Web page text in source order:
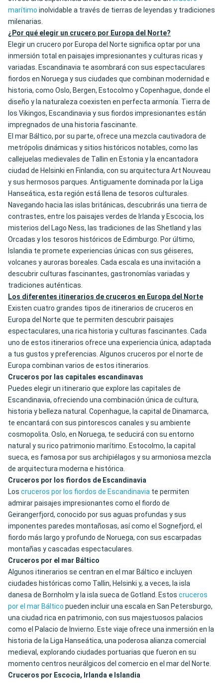
marítimo inolvidable a través de tierras de leyendas y tradiciones
milenarias.
¿Por qué elegir un crucero por Europa del Norte?
Elegir un crucero por Europa del Norte significa optar por una
inmersión total en paisajes impresionantes y culturas ricas y
variadas. Escandinavia te asombrará con sus espectaculares
fiordos en Noruega y sus ciudades que combinan modernidad e
historia, como Oslo, Bergen, Estocolmo y Copenhague, donde el
diseño y la naturaleza coexisten en perfecta armonía. Tierra de
los Vikingos, Escandinavia y sus fiordos impresionantes están
impregnados de una historia fascinante.
El mar Báltico, por su parte, ofrece una mezcla cautivadora de
metrópolis dinámicas y sitios históricos notables, como las
callejuelas medievales de Tallin en Estonia y la encantadora
ciudad de Helsinki en Finlandia, con su arquitectura Art Nouveau
y sus hermosos parques. Antiguamente dominada por la Liga
Hanseática, esta región está llena de tesoros culturales.
Navegando hacia las islas británicas, descubrirás una tierra de
contrastes, entre los paisajes verdes de Irlanda y Escocia, los
misterios del Lago Ness, las tradiciones de las Shetland y las
Orcadas y los tesoros históricos de Edimburgo. Por último,
Islandia te promete experiencias únicas con sus géiseres,
volcanes y auroras boreales. Cada escala es una invitación a
descubrir culturas fascinantes, gastronomías variadas y
tradiciones auténticas.
Los diferentes itinerarios de cruceros en Europa del Norte
Existen cuatro grandes tipos de itinerarios de cruceros en
Europa del Norte que te permiten descubrir paisajes
espectaculares, una rica historia y culturas fascinantes. Cada
uno de estos itinerarios ofrece una experiencia única, adaptada
a tus gustos y preferencias. Algunos cruceros por el norte de
Europa combinan varios de estos itinerarios.
Cruceros por las capitales escandinavas
Puedes elegir un itinerario que explore las capitales de
Escandinavia, ofreciendo una combinación única de cultura,
historia y belleza natural. Copenhague, la capital de Dinamarca,
te encantará con sus pintorescos canales y su ambiente
cosmopolita. Oslo, en Noruega, te seducirá con su entorno
natural y su rico patrimonio marítimo. Estocolmo, la capital
sueca, es famosa por sus archipiélagos y su armoniosa mezcla
de arquitectura moderna e histórica.
Cruceros por los fiordos de Escandinavia
Los cruceros por los fiordos de Escandinavia te permiten
admirar paisajes impresionantes como el fiordo de
Geirangerfjord, conocido por sus aguas profundas y sus
imponentes paredes montañosas, así como el Sognefjord, el
fiordo más largo y profundo de Noruega, con sus escarpadas
montañas y cascadas espectaculares.
Cruceros por el mar Báltico
Algunos itinerarios se centran en el mar Báltico e incluyen
ciudades históricas como Tallin, Helsinki y, a veces, la isla
danesa de Bornholm y la isla sueca de Gotland. Estos cruceros
por el mar Báltico pueden incluir una escala en San Petersburgo,
una ciudad rica en patrimonio, con sus majestuosos palacios
como el Palacio de Invierno. Este viaje ofrece una inmersión en la
historia de la Liga Hanseática, una poderosa alianza comercial
medieval, explorando ciudades portuarias que fueron en su
momento centros neurálgicos del comercio en el mar del Norte.
Cruceros por Escocia, Irlanda e Islandia